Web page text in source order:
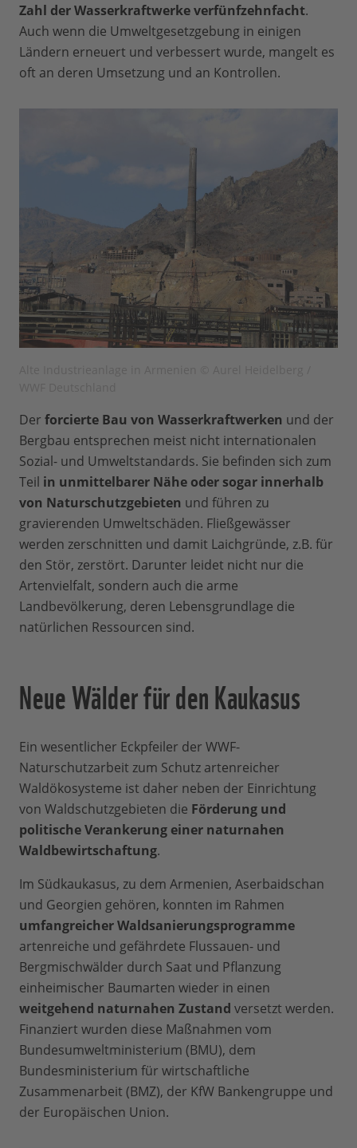
Zahl der Wasserkraftwerke verfünfzehnfacht.
Auch wenn die Umweltgesetzgebung in einigen
Ländern erneuert und verbessert wurde, mangelt es
oft an deren Umsetzung und an Kontrollen.
Der forcierte Bau von Wasserkraftwerken und der
Bergbau entsprechen meist nicht internationalen
Sozial- und Umweltstandards. Sie befinden sich zum
Teil in unmittelbarer Nähe oder sogar innerhalb
von Naturschutzgebieten und führen zu
gravierenden Umweltschäden. Fließgewässer
werden zerschnitten und damit Laichgründe, z.B. für
den Stör, zerstört. Darunter leidet nicht nur die
Artenvielfalt, sondern auch die arme
Landbevölkerung, deren Lebensgrundlage die
natürlichen Ressourcen sind.
Neue Wälder für den Kaukasus
Ein wesentlicher Eckpfeiler der WWF-
Naturschutzarbeit zum Schutz artenreicher
Waldökosysteme ist daher neben der Einrichtung
von Waldschutzgebieten die Förderung und
politische Verankerung einer naturnahen
Waldbewirtschaftung.
Im Südkaukasus, zu dem Armenien, Aserbaidschan
und Georgien gehören, konnten im Rahmen
umfangreicher Waldsanierungsprogramme
artenreiche und gefährdete Flussauen- und
Bergmischwälder durch Saat und Pflanzung
einheimischer Baumarten wieder in einen
weitgehend naturnahen Zustand versetzt werden.
Finanziert wurden diese Maßnahmen vom
Bundesumweltministerium (BMU), dem
Bundesministerium für wirtschaftliche
Zusammenarbeit (BMZ), der KfW Bankengruppe und
der Europäischen Union.